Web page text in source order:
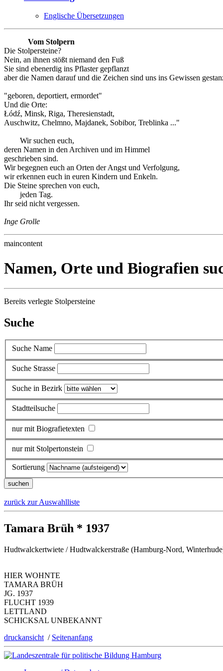
Englische Übersetzungen
Vom Stolpern
Die Stolpersteine?
Nein, an ihnen stößt niemand den Fuß
Sie sind ebenerdig ins Pflaster gepflanzt
aber die Namen darauf und die Zeichen sind uns ins Gewissen
"geboren, deportiert, ermordet"
Und die Orte:
Łódź, Minsk, Riga, Theresienstadt,
Auschwitz, Chelmno, Majdanek, Sobibor, Treblinka ..."
Wir suchen euch,
deren Namen in den Archiven und im Himmel
geschrieben sind.
Wir begegnen euch an Orten der Angst und Verfolgung,
wir erkennen euch in euren Kindern und Enkeln.
Die Steine sprechen von euch,
jeden Tag.
Ihr seid nicht vergessen.
Inge Grolle
maincontent
Namen, Orte und Biografien
Bereits verlegte Stolpersteine
Suche
Suche Name
Suche Strasse
Suche in Bezirk
Stadtteilsuche
nur mit Biografietexten
nur mit Stolpertonstein
Sortierung
zurück zur Auswahlliste
Tamara Brüh * 1937
Hudtwalckertwiete / Hudtwalckerstraße (Hamburg-Nord,
HIER WOHNTE
TAMARA BRÜH
JG. 1937
FLUCHT 1939
LETTLAND
SCHICKSAL UNBEKANNT
druckansicht / Seitenanfang